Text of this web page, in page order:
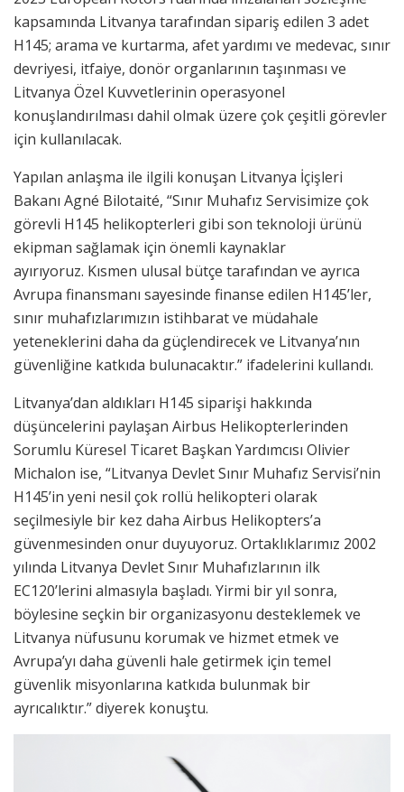
kapsamında Litvanya tarafından sipariş edilen 3 adet
H145; arama ve kurtarma, afet yardımı ve medevac, sınır
devriyesi, itfaiye, donör organlarının taşınması ve
Litvanya Özel Kuvvetlerinin operasyonel
konuşlandırılması dahil olmak üzere çok çeşitli görevler
için kullanılacak.
Yapılan anlaşma ile ilgili konuşan Litvanya İçişleri
Bakanı Agné Bilotaité, “Sınır Muhafız Servisimize çok
görevli H145 helikopterleri gibi son teknoloji ürünü
ekipman sağlamak için önemli kaynaklar
ayırıyoruz. Kısmen ulusal bütçe tarafından ve ayrıca
Avrupa finansmanı sayesinde finanse edilen H145’ler,
sınır muhafızlarımızın istihbarat ve müdahale
yeteneklerini daha da güçlendirecek ve Litvanya’nın
güvenliğine katkıda bulunacaktır.” ifadelerini kullandı.
Litvanya’dan aldıkları H145 siparişi hakkında
düşüncelerini paylaşan Airbus Helikopterlerinden
Sorumlu Küresel Ticaret Başkan Yardımcısı Olivier
Michalon ise, “Litvanya Devlet Sınır Muhafız Servisi’nin
H145’in yeni nesil çok rollü helikopteri olarak
seçilmesiyle bir kez daha Airbus Helikopters’a
güvenmesinden onur duyuyoruz. Ortaklıklarımız 2002
yılında Litvanya Devlet Sınır Muhafızlarının ilk
EC120’lerini almasıyla başladı. Yirmi bir yıl sonra,
böylesine seçkin bir organizasyonu desteklemek ve
Litvanya nüfusunu korumak ve hizmet etmek ve
Avrupa’yı daha güvenli hale getirmek için temel
güvenlik misyonlarına katkıda bulunmak bir
ayrıcalıktır.” diyerek konuştu.